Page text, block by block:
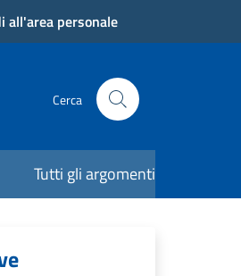
all'area personale
Cerca
Tutti gli argomenti